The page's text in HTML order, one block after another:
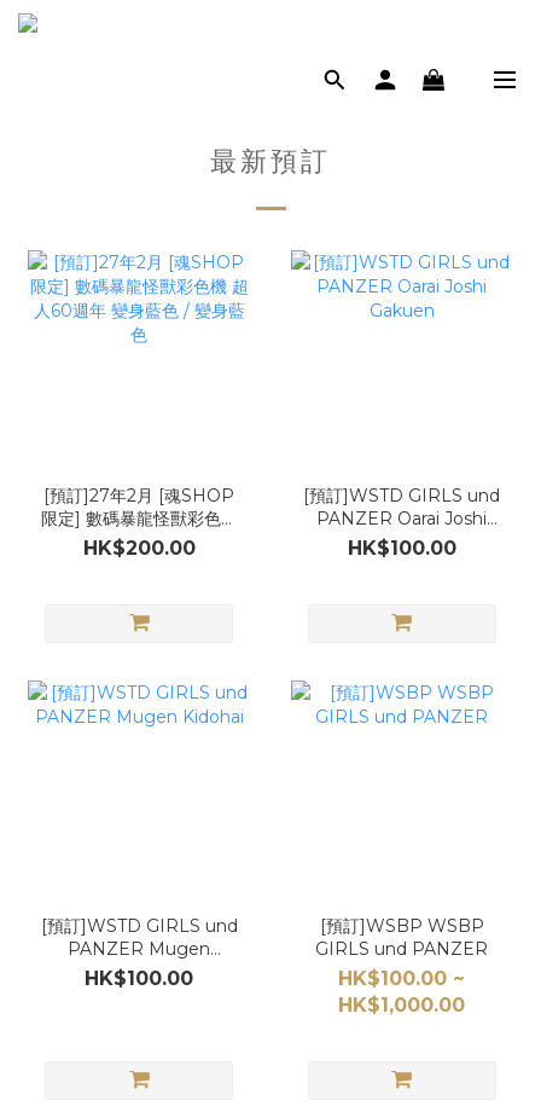
最新預訂
[預訂]27年2月 [魂SHOP
限定] 數碼暴龍怪獸彩色機
超人60週年 變身藍色 / 變
身藍色
HK$200.00
[預訂]WSTD GIRLS und
PANZER Oarai Joshi
Gakuen
HK$100.00
[預訂]WSTD GIRLS und
PANZER Mugen
Kidohai
HK$100.00
[預訂]WSBP WSBP
GIRLS und PANZER
HK$100.00 ~
HK$1,000.00